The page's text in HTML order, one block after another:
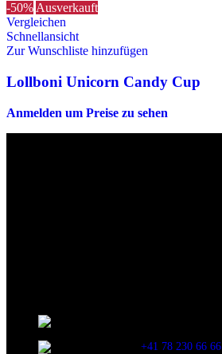
-50% Ausverkauft
Vergleichen
Schnellansicht
Zur Wunschliste hinzufügen
Lollboni Unicorn Candy Cup
Anmelden um Preise zu sehen
+41 78 230 66 66